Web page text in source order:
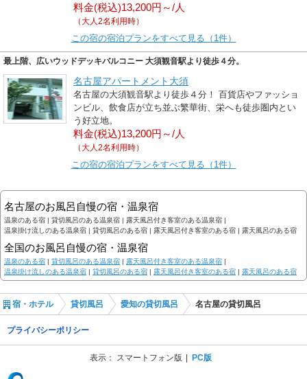
料金(税込)13,200円～/人
（大人2名利用時）
この宿の宿泊プランをすべて見る（1件）
最上階、広いウッドデッキバルコニー 大須観音駅より徒歩４分。
名古屋アパートメント大須
名古屋の大須観音駅より徒歩４分！ 百貨店やファッショ
ンビル、飲食店が立ち並ぶ繁華街、栄へも徒歩圏内とい
う好立地。
料金(税込)13,200円～/人
（大人2名利用時）
この宿の宿泊プランをすべて見る（1件）
名古屋のお風呂自慢の宿・温泉宿
温泉のある宿 | 貸切風呂のある温泉宿 | 露天風呂付き客室のある温泉宿 |
温泉掛け流しのある温泉宿 | 貸切風呂のある宿 | 露天風呂付き客室のある宿 | 露天風呂のある宿
全国のお風呂自慢の宿・温泉宿
温泉のある宿 | 貸切風呂のある温泉宿 | 露天風呂付き客室のある温泉宿 |
温泉掛け流しのある温泉宿 | 貸切風呂のある宿 | 露天風呂付き客室のある宿 | 露天風呂のある宿
宿・ホテル 貸切風呂 愛知の貸切風呂 名古屋の貸切風呂
プライバシーポリシー
表示： スマートフォン版 PC版